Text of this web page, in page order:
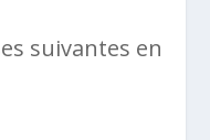
suivantes en